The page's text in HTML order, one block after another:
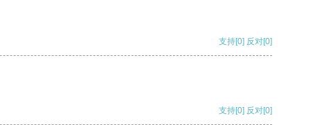
支持[0] 反对[0]
支持[0] 反对[0]